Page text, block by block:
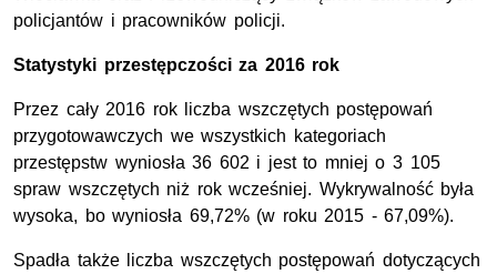
policjantów i pracowników policji.
Statystyki przestępczości za 2016 rok
Przez cały 2016 rok liczba wszczętych postępowań
przygotowawczych we wszystkich kategoriach
przestępstw wyniosła 36 602 i jest to mniej o 3 105
spraw wszczętych niż rok wcześniej. Wykrywalność była
wysoka, bo wyniosła 69,72% (w roku 2015 - 67,09%).
Spadła także liczba wszczętych postępowań dotyczących